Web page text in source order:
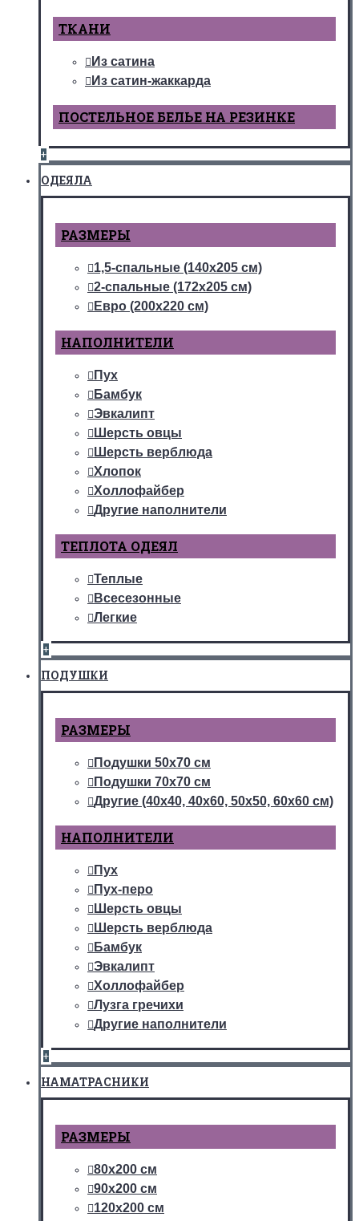
ТКАНИ
Из сатина
Из сатин-жаккарда
ПОСТЕЛЬНОЕ БЕЛЬЕ НА РЕЗИНКЕ
+
ОДЕЯЛА
РАЗМЕРЫ
1,5-спальные (140х205 см)
2-спальные (172х205 см)
Евро (200х220 см)
НАПОЛНИТЕЛИ
Пух
Бамбук
Эвкалипт
Шерсть овцы
Шерсть верблюда
Хлопок
Холлофайбер
Другие наполнители
ТЕПЛОТА ОДЕЯЛ
Теплые
Всесезонные
Легкие
+
ПОДУШКИ
РАЗМЕРЫ
Подушки 50х70 см
Подушки 70х70 см
Другие (40х40, 40х60, 50х50, 60х60 см)
НАПОЛНИТЕЛИ
Пух
Пух-перо
Шерсть овцы
Шерсть верблюда
Бамбук
Эвкалипт
Холлофайбер
Лузга гречихи
Другие наполнители
+
НАМАТРАСНИКИ
РАЗМЕРЫ
80х200 см
90х200 см
120х200 см